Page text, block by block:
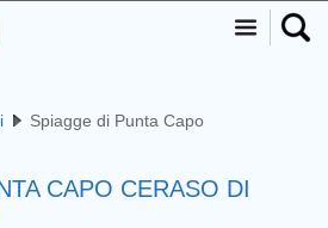
Spiagge di Punta Capo
CAPO CERASO DI